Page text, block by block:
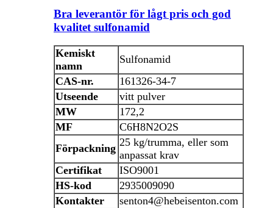
Bra leverantör för lågt pris och god
kvalitet sulfonamid
Kemiskt
namn
Sulfonamid
CAS-nr.
161326-34-7
Utseende
vitt pulver
MW
172,2
MF
C6H8N2O2S
Förpackning 25 kg/trumma, eller som
anpassat krav
Certifikat
ISO9001
HS-kod
2935009090
Kontakter
senton4@hebeisenton.com